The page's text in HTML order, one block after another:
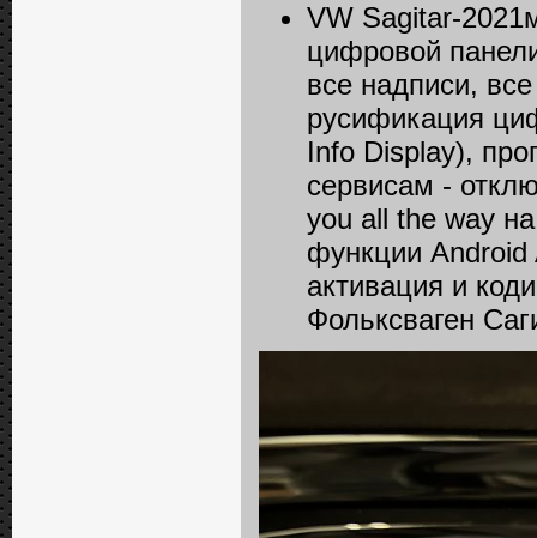
VW Sagitar-
цифровой
все надписи,
русификация
Info Displаy),
сервисам -
you all the way
функции Android
активация и
Фольксваген